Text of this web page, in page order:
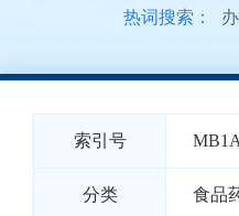
热词搜索：
索引号
分类 食品